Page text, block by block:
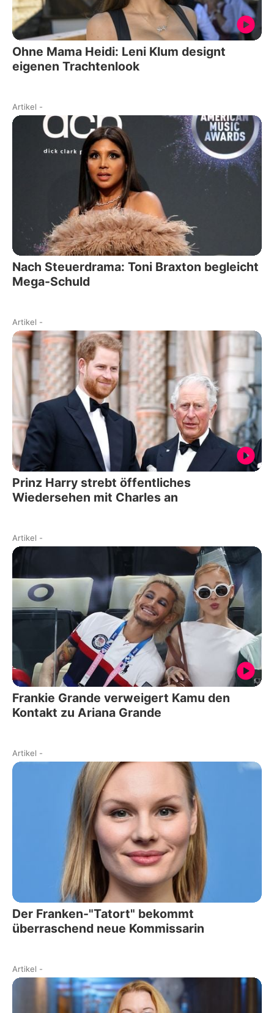
Ohne Mama Heidi: Leni Klum designt
eigenen Trachtenlook
Artikel -
Nach Steuerdrama: Toni Braxton begleicht
Mega-Schuld
Artikel -
Prinz Harry strebt öffentliches
Wiedersehen mit Charles an
Artikel -
Frankie Grande verweigert Kamu den
Kontakt zu Ariana Grande
Artikel -
Der Franken-"Tatort" bekommt
überraschend neue Kommissarin
Artikel -